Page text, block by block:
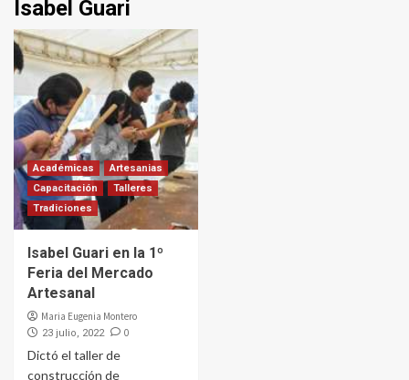
Isabel Guari
Académicas
Artesanias
Capacitación
Talleres
Tradiciones
Isabel Guari en la 1º
Feria del Mercado
Artesanal
Maria Eugenia Montero
23 julio, 2022 0
Dictó el taller de
construcción de